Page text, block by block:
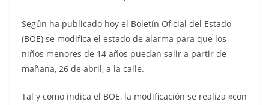
Según ha publicado hoy el Boletín Oficial del Estado
(BOE) se modifica el estado de alarma para que los
niños menores de 14 años puedan salir a partir de
mañana, 26 de abril, a la calle.
Tal y como indica el BOE, la modificación se realiza «con